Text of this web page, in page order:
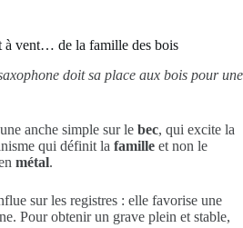
à vent… de la famille des bois
doit sa place aux bois pour une
anche simple sur le bec, qui excite la
qui définit la famille et non le
métal.
sur les registres : elle favorise une
Pour obtenir un grave plein et stable,